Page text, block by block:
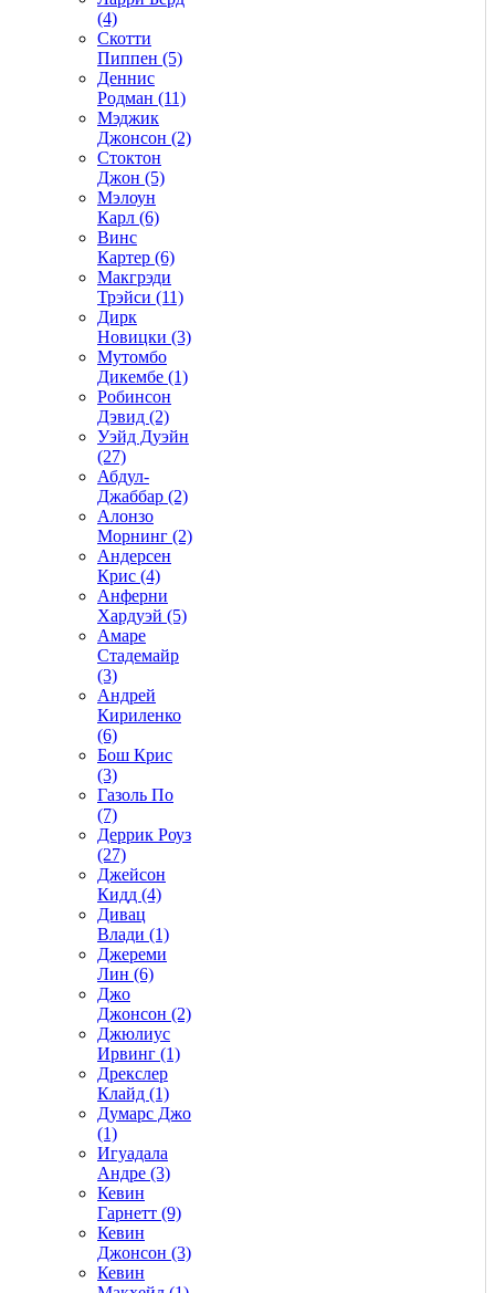
(4)
Скотти
Пиппен (5)
Деннис
Родман (11)
Мэджик
Джонсон (2)
Стоктон
Джон (5)
Мэлоун
Карл (6)
Винс
Картер (6)
Макгрэди
Трэйси (11)
Дирк
Новицки (3)
Мутомбо
Дикембе (1)
Робинсон
Дэвид (2)
Уэйд Дуэйн
(27)
Абдул-
Джаббар (2)
Алонзо
Морнинг (2)
Андерсен
Крис (4)
Анферни
Xардуэй (5)
Амаре
Стадемайр
(3)
Андрей
Кириленко
(6)
Бош Крис
(3)
Газоль По
(7)
Деррик Роуз
(27)
Джейсон
Кидд (4)
Дивац
Влади (1)
Джереми
Лин (6)
Джо
Джонсон (2)
Джюлиус
Ирвинг (1)
Дрекслер
Клайд (1)
Думарс Джо
(1)
Игуадала
Андре (3)
Кевин
Гарнетт (9)
Кевин
Джонсон (3)
Кевин